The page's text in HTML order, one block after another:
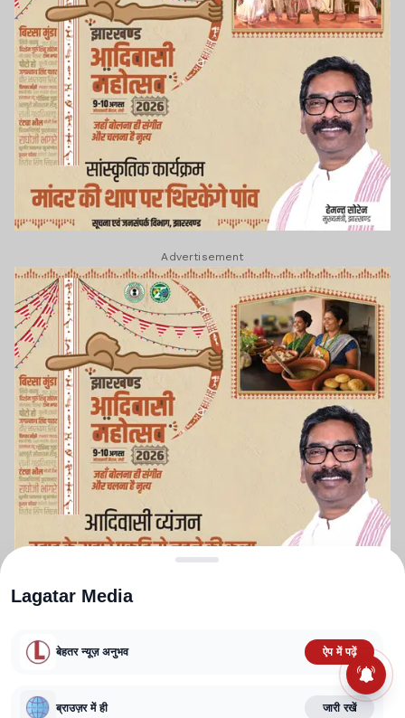
Advertisement
TERMS AND CONDITIONS
CORRECTIONS POLICY
FACT CHECKING POLICY
Lagatar Media
बेहतर न्यूज़ अनुभव ऐप में पढ़ें
ब्राउज़र में ही जारी रखें